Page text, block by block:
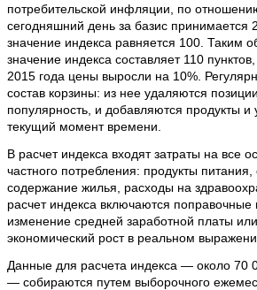
потребительской инфляции, по
сегодняшний день за базис принимается
значение индекса равняется 100. Таким
значение индекса составляет 110
2015 года цены выросли на 10%.
состав корзины: из нее удаляются
популярность, и добавляются продукты и
текущий момент времени.
В расчет индекса входят затраты на все
частного потребления: продукты питания,
содержание жилья, расходы на
расчет индекса включаются
изменение средней заработной платы
экономический рост в реальном
Данные для расчета индекса — около 70
— собираются путем выборочного